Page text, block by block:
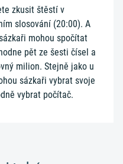
zkusit štěstí v
slosování (20:00). A
mohou spočítat
pět ze šesti čísel a
milion. Stejně jako u
sázkaři vybrat svoje
vybrat počítač.